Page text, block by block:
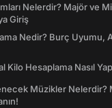
Nelerdir? Majör ve
Giriş
Nedir? Burç Uyumu,
Hesaplama Nasıl
Müzikler Nelerdir?